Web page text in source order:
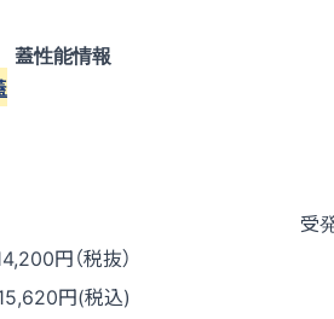
蓋性能情報
受
円（税抜）
円(税込)